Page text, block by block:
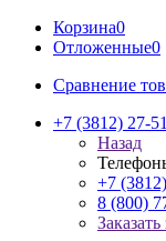
Корзина0
Отложенные0
Сравнение
+7 (3812) 27-
Назад
+7
8 (800)